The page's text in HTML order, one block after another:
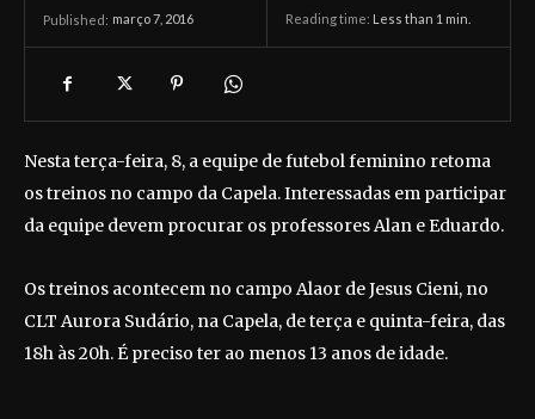
Published: março 7, 2016 Reading time: Less than 1 min.
Nesta terça-feira, 8, a equipe de futebol feminino retoma
os treinos no campo da Capela. Interessadas em participar
da equipe devem procurar os professores Alan e Eduardo.
Os treinos acontecem no campo Alaor de Jesus Cieni, no
CLT Aurora Sudário, na Capela, de terça e quinta-feira, das
18h às 20h. É preciso ter ao menos 13 anos de idade.